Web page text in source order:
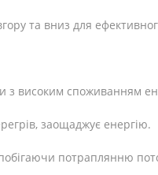
та вниз для
з високим споживанням
заощаджує енергію.
потраплянню